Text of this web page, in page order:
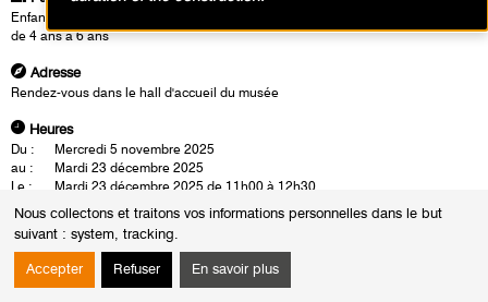
Nous collectons et traitons vos informations personnelles dans le but
suivant : system, tracking.
Accepter Refuser En savoir plus
Enfants / Ados
de 4 ans à 6 ans
Adresse
Rendez-vous dans le hall d'accueil du musée
Heures
Du :
Mercredi 5 novembre 2025
au :
Mardi 23 décembre 2025
Le :
Mardi 23 décembre 2025 de 11h00 à 12h30
Dans l’exposition George Condo, les enfants partent à la rencontre de
visages étonnants, drôles, tordus ou complètement inventés ! Avec
Exprim-Visage
, ils s’amusent à décrypter les émotions cachées derrière